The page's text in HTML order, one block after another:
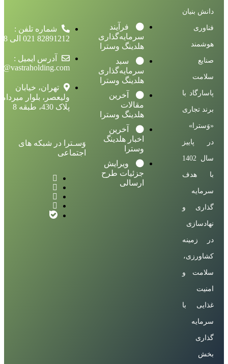
دانش بنیان
فناوری
هوشمند
صنایع
سلامت
پاسارگاد با
برند تجاری
«وَسترا»
در پاییز
سال 1402
با هدف
سرمایه
گذاری و
نهادسازی
در زمینه
کشاورزی،
سلامت و
امنیت
غذایی با
سرمایه
گذاری
بخش
فرآیند
سرمایه‌گذاری
هلدینگ وسترا
سبد
سرمایه‌گذاری
هلدینگ وسترا
آخرین
مقالات
هلدینگ وسترا
آخرین
اخبار هلدینگ
وسترا
ویرایش
جزئیات طرح
ارسالی
شماره تلفن :
82891212 021 الی 18
آدرس ایمیل :
تهران، خیابان
ولیعصر، بلوار
پلاک 430، طبقه 8
وَسـترا در شبکه های
اجتماعی